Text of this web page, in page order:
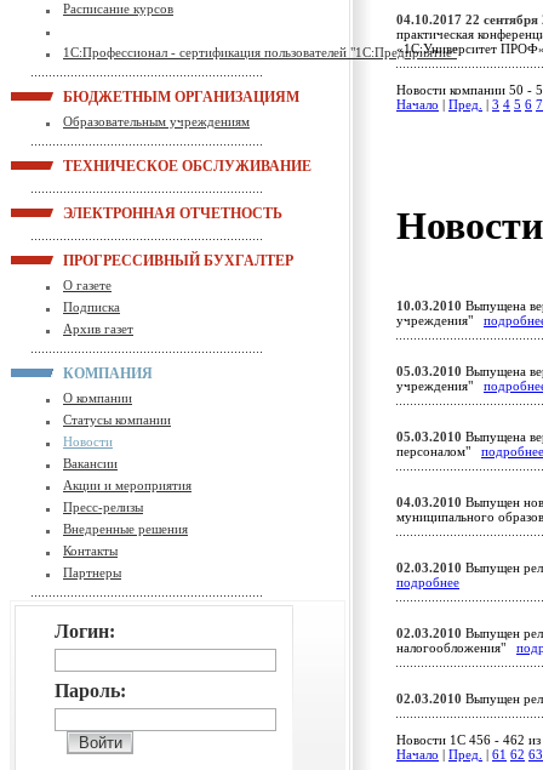
Расписание курсов
1С:Профессионал - сертификация пользователей "1С:Предприятие"
БЮДЖЕТНЫМ ОРГАНИЗАЦИЯМ
Образовательным учреждениям
ТЕХНИЧЕСКОЕ ОБСЛУЖИВАНИЕ
ЭЛЕКТРОННАЯ ОТЧЕТНОСТЬ
ПРОГРЕССИВНЫЙ БУХГАЛТЕР
О газете
Подписка
Архив газет
КОМПАНИЯ
О компании
Статусы компании
Новости
Вакансии
Акции и мероприятия
Пресс-релизы
Внедренные решения
Контакты
Партнеры
Логин:
Пароль:
04.10.2017 22 сентября
практическая
«1С:Университет
Новости компании 50 -
Начало
Пред. 3 4 5 6 7
10.03.2010 Выпущена
учреждения"
05.03.2010 Выпущена
учреждения"
05.03.2010 Выпущена
персоналом" подробнее
04.03.2010 Выпущен
муниципального
02.03.2010 Выпущен
подробнее
02.03.2010 Выпущен
налогообложения"
02.03.2010 Выпущен
Новости 1C 456 - 462
Начало
Пред. 61 62 63